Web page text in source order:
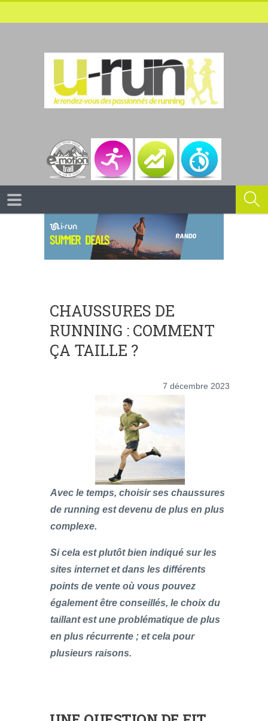
CHAUSSURES DE
RUNNING : COMMENT
ÇA TAILLE ?
7 décembre 2023
Avec le temps, choisir ses chaussures
de running est devenu de plus en plus
complexe.
Si cela est plutôt bien indiqué sur les
sites internet et dans les différents
points de vente où vous pouvez
également être conseillés, le choix du
taillant est une problématique de plus
en plus récurrente ; et cela pour
plusieurs raisons.